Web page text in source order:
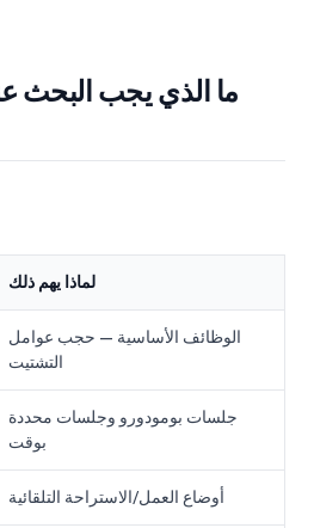
ما الذي يجب البحث
لماذا يهم ذلك
الوظائف الأساسية — حجب عوامل
التشتيت
جلسات بومودورو وجلسات محددة
بوقت
أوضاع العمل/الاستراحة التلقائية